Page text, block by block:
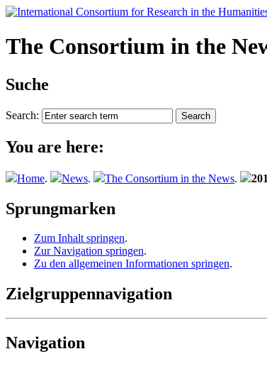
The Consortium in the
Suche
Search:
You are here:
Home. News. The Consortium in the News.
Sprungmarken
Zum Inhalt springen.
Zur Navigation springen.
Zu den allgemeinen Informationen springen.
Zielgruppennavigation
Navigation